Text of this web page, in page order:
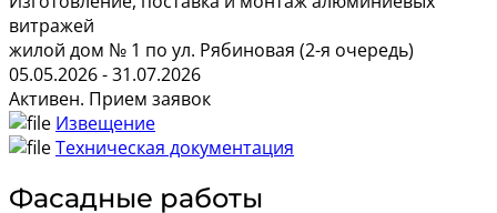
витражей
жилой дом № 1 по ул. Рябиновая (2-я очередь)
05.05.2026 - 31.07.2026
Активен. Прием заявок
Извещение
Техническая документация
Фасадные работы